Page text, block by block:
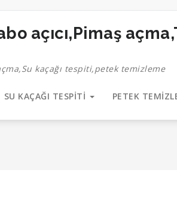
kaçağı tespiti,petek temizleme
SU KAÇAĞI TESPİTİ PETEK